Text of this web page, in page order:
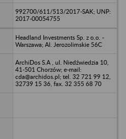
992700/611/513/2017-SAK; UNP:
2017-00054755
Headland Investments Sp. z o.o. -
Warszawa; Al. Jerozolimskie 56C
ArchiDos S.A , ul. Niedźwiedzia 10,
41-501 Chorzów; e-mail:
cda@archidos.pl; tel. 32 721 99 12,
32739 15 36, fax. 32 355 68 70